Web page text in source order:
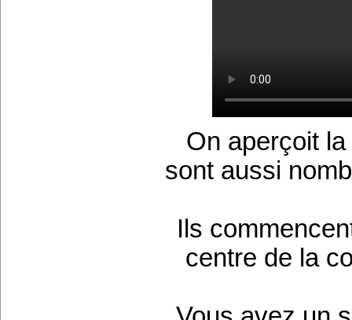
On aperçoit
sont aussi
Ils
centre de la